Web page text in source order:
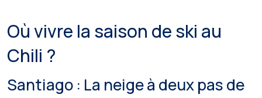
Où vivre la saison de ski au
Chili ?
Santiago : La neige à deux pas de